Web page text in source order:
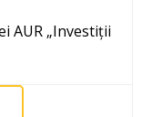
AUR „Investiții